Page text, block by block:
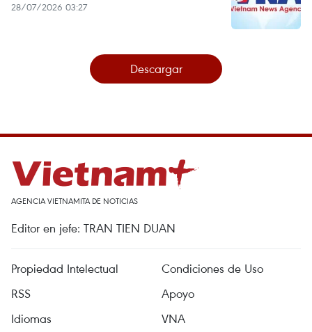
28/07/2026 03:27
Descargar
AGENCIA VIETNAMITA DE NOTICIAS
Editor en jefe: TRAN TIEN DUAN
Propiedad Intelectual
Condiciones de Uso
RSS
Apoyo
Idiomas
VNA